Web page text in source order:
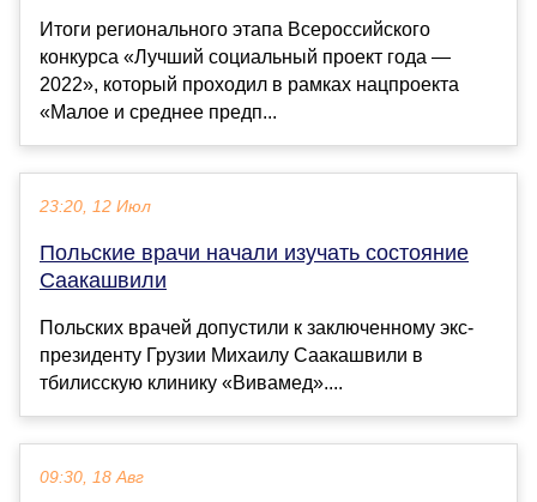
Итоги регионального этапа Всероссийского
конкурса «Лучший социальный проект года —
2022», который проходил в рамках нацпроекта
«Малое и среднее предп...
23:20, 12 Июл
Польские врачи начали изучать состояние
Саакашвили
Польских врачей допустили к заключенному экс-
президенту Грузии Михаилу Саакашвили в
тбилисскую клинику «Вивамед»....
09:30, 18 Авг